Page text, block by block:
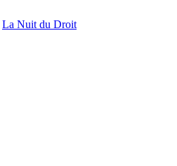
La Nuit du Droit